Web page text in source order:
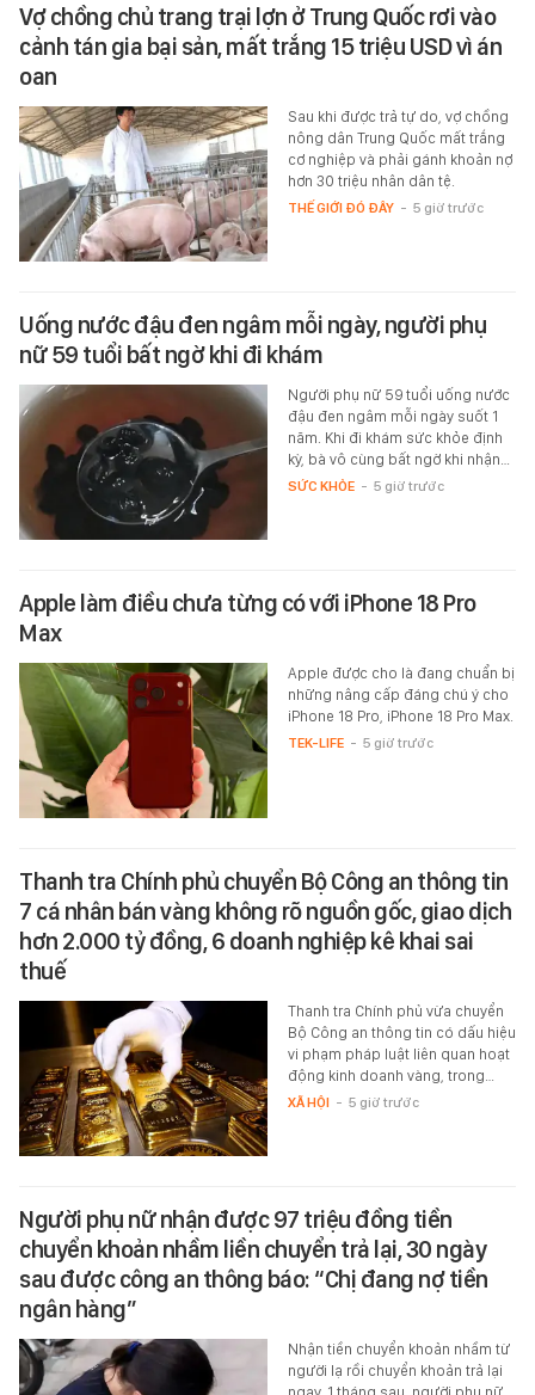
Vợ chồng chủ trang trại lợn ở Trung Quốc rơi vào
cảnh tán gia bại sản, mất trắng 15 triệu USD vì án
oan
Sau khi được trả tự do, vợ chồng
nông dân Trung Quốc mất trắng
cơ nghiệp và phải gánh khoản nợ
hơn 30 triệu nhân dân tệ.
THẾ GIỚI ĐÓ ĐÂY - 5 giờ trước
Uống nước đậu đen ngâm mỗi ngày, người phụ
nữ 59 tuổi bất ngờ khi đi khám
Người phụ nữ 59 tuổi uống nước
đậu đen ngâm mỗi ngày suốt 1
năm. Khi đi khám sức khỏe định
kỳ, bà vô cùng bất ngờ khi nhận…
SỨC KHỎE - 5 giờ trước
Apple làm điều chưa từng có với iPhone 18 Pro
Max
Apple được cho là đang chuẩn bị
những nâng cấp đáng chú ý cho
iPhone 18 Pro, iPhone 18 Pro Max.
TEK-LIFE - 5 giờ trước
Thanh tra Chính phủ chuyển Bộ Công an thông tin
7 cá nhân bán vàng không rõ nguồn gốc, giao dịch
hơn 2.000 tỷ đồng, 6 doanh nghiệp kê khai sai
thuế
Thanh tra Chính phủ vừa chuyển
Bộ Công an thông tin có dấu hiệu
vi phạm pháp luật liên quan hoạt
động kinh doanh vàng, trong…
XÃ HỘI - 5 giờ trước
Người phụ nữ nhận được 97 triệu đồng tiền
chuyển khoản nhầm liền chuyển trả lại, 30 ngày
sau được công an thông báo: “Chị đang nợ tiền
ngân hàng”
Nhận tiền chuyển khoản nhầm từ
người lạ rồi chuyển khoản trả lại